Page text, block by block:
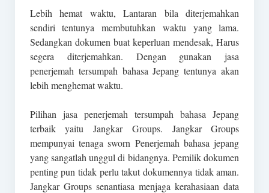
Lebih hemat waktu, Lantaran bila diterjemahkan
sendiri tentunya membutuhkan waktu yang lama.
Sedangkan dokumen buat keperluan mendesak, Harus
segera diterjemahkan. Dengan gunakan jasa
penerjemah tersumpah bahasa Jepang tentunya akan
lebih menghemat waktu.
Pilihan jasa penerjemah tersumpah bahasa Jepang
terbaik yaitu Jangkar Groups. Jangkar Groups
mempunyai tenaga sworn Penerjemah bahasa jepang
yang sangatlah unggul di bidangnya. Pemilik dokumen
penting pun tidak perlu takut dokumennya tidak aman.
Jangkar Groups senantiasa menjaga kerahasiaan data